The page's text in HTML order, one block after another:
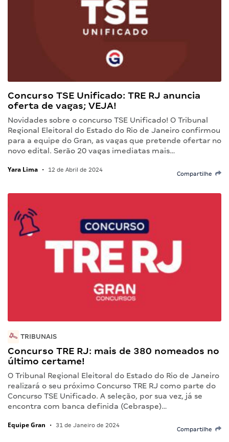
Concurso TSE Unificado: TRE RJ anuncia
oferta de vagas; VEJA!
Novidades sobre o concurso TSE Unificado! O Tribunal
Regional Eleitoral do Estado do Rio de Janeiro confirmou
para a equipe do Gran, as vagas que pretende ofertar no
novo edital. Serão 20 vagas imediatas mais…
Yara Lima • 12 de Abril de 2024
Compartilhe
TRIBUNAIS
Concurso TRE RJ: mais de 380 nomeados no
último certame!
O Tribunal Regional Eleitoral do Estado do Rio de Janeiro
realizará o seu próximo Concurso TRE RJ como parte do
Concurso TSE Unificado. A seleção, por sua vez, já se
encontra com banca definida (Cebraspe)…
Equipe Gran • 31 de Janeiro de 2024
Compartilhe